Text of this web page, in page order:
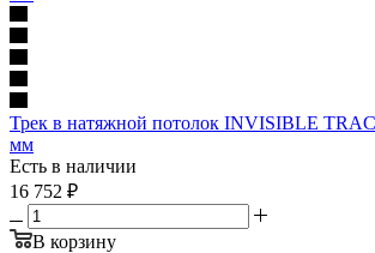
Трек в натяжной потолок INVISIBLE
мм
Есть в наличии
16 752 ₽
В корзину